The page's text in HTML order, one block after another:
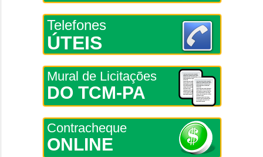
Telefones
ÚTEIS
Mural de Licitações
DO TCM-PA
Contracheque
ONLINE